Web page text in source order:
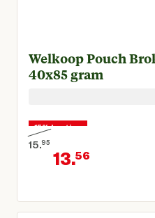
Welkoop Pouch
40x85 gram
15% korting
15.95
Oorspronkelijke prijs €
13.56